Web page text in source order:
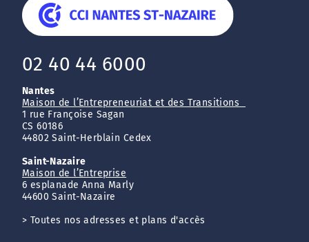
02 40 44 6000
Nantes
Maison de l’Entrepreneuriat et des Transitions
1 rue Françoise Sagan
CS 60186
44802 Saint-Herblain Cedex
Saint-Nazaire
Maison de l’Entreprise
6 esplanade Anna Marly
44600 Saint-Nazaire
> Toutes nos adresses et plans d'accès